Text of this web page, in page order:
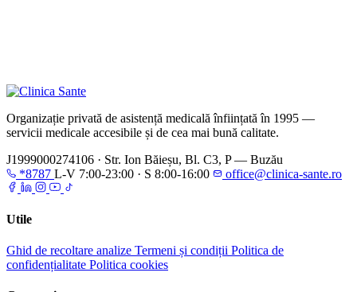
Organizație privată de asistență medicală înființată în 1995 —
servicii medicale accesibile și de cea mai bună calitate.
J1999000274106 · Str. Ion Băieșu, Bl. C3, P — Buzău
*8787 L-V 7:00-23:00 · S 8:00-16:00 office@clinica-sante.ro
Utile
Ghid de recoltare analize Termeni și condiții Politica de
confidențialitate Politica cookies